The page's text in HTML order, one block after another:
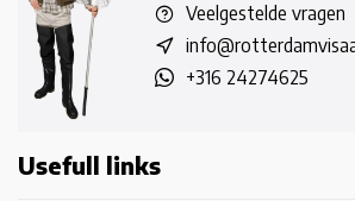
Veelgestelde vragen
+316 24274625
Usefull links